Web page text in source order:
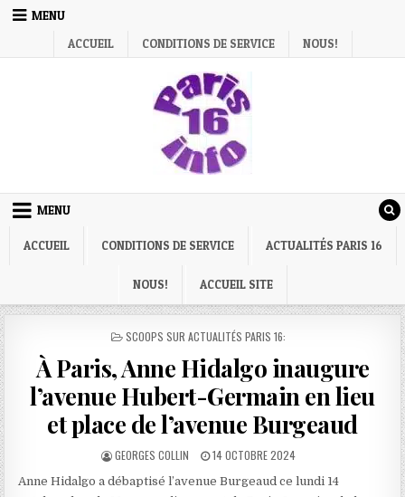
Skip
MENU
ACCUEIL
CONDITIONS DE SERVICE NOUS!
MENU
ACCUEIL CONDITIONS DE SERVICE ACTUALITÉS PARIS 16
NOUS! ACCUEIL SITE
POSTED
SCOOPS SUR ACTUALITÉS PARIS 16:
À Paris, Anne Hidalgo inaugure
l’avenue Hubert-Germain en lieu
et place de l’avenue Burgeaud
AUTHOR:
GEORGES COLLIN
PUBLISHED
14 OCTOBRE 2024
Anne Hidalgo a débaptisé l’avenue Burgeaud ce lundi 14